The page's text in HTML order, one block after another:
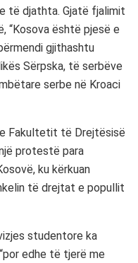
të djathta. Gjatë fjalimit
“Kosova është pjesë e
gjithashtu
Sërpska, të serbëve
serbe në Kroaci
Fakultetit të Drejtësisë
protestë para
ku kërkuan
të drejtat e popullit
studentore ka
edhe të tjerë me